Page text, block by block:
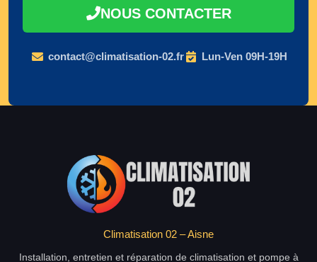
NOUS CONTACTER
contact@climatisation-02.fr Lun-Ven 09H-19H
Climatisation 02 – Aisne
Installation, entretien et réparation de climatisation et pompe à